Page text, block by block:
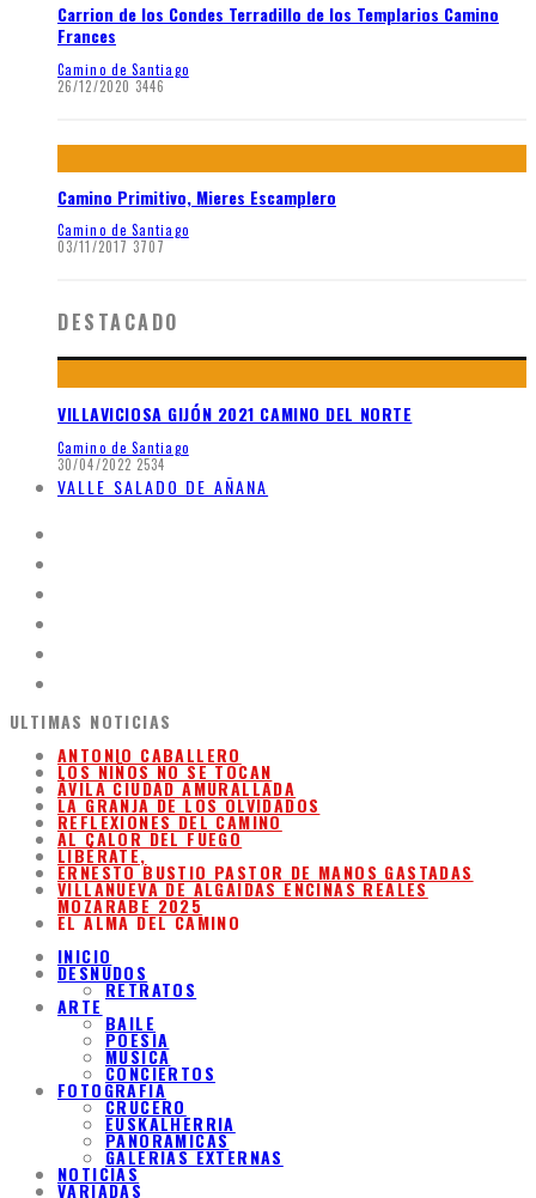
Carrion de los Condes Terradillo de los Templarios Camino
Frances
Camino de Santiago
26/12/2020 3446
Camino Primitivo, Mieres Escamplero
Camino de Santiago
03/11/2017 3707
DESTACADO
VILLAVICIOSA GIJÓN 2021 CAMINO DEL NORTE
Camino de Santiago
30/04/2022 2534
VALLE SALADO DE AÑANA
ULTIMAS NOTICIAS
ANTONIO CABALLERO
LOS NIÑOS NO SE TOCAN
ÁVILA CIUDAD AMURALLADA
LA GRANJA DE LOS OLVIDADOS
REFLEXIONES DEL CAMINO
AL CALOR DEL FUEGO
LIBÉRATE,
ERNESTO BUSTIO PASTOR DE MANOS GASTADAS
VILLANUEVA DE ALGAIDAS ENCINAS REALES
MOZARABE 2025
EL ALMA DEL CAMINO
INICIO
DESNUDOS
RETRATOS
ARTE
BAILE
POESIA
MUSICA
CONCIERTOS
FOTOGRAFIA
CRUCERO
EUSKALHERRIA
PANORAMICAS
GALERIAS EXTERNAS
NOTICIAS
VARIADAS